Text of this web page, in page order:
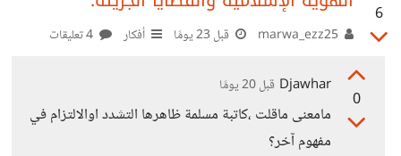
6
قبل 23 يومًا أفكار
0
Djawhar قبل 20 يومًا
مامعنى ماقلت ،كاتبة مسلمة ظاهرها التشدد اوالالتزام في
مفهوم آخر؟